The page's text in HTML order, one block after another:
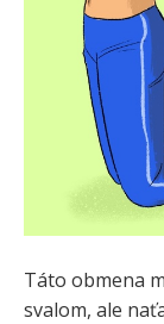
Táto obmena
svalom, ale